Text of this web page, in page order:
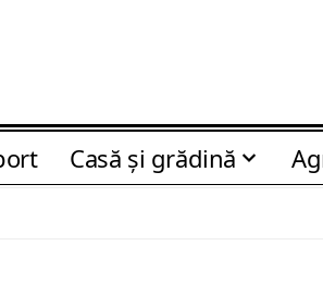
Casă şi grădină